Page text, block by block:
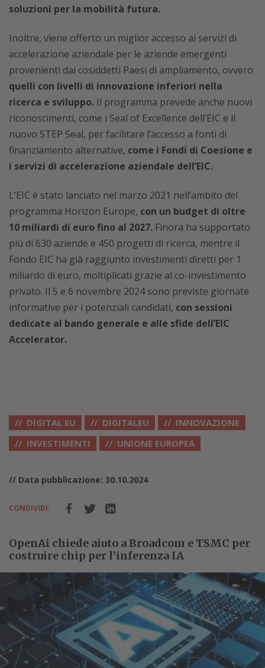
soluzioni per la mobilità futura.
Inoltre, viene offerto un miglior accesso ai servizi di
accelerazione aziendale per le aziende emergenti
provenienti dai cosiddetti Paesi di ampliamento, ovvero
quelli con livelli di innovazione inferiori nella
ricerca e sviluppo. Il programma prevede anche nuovi
riconoscimenti, come i Seal of Excellence dell’EIC e il
nuovo STEP Seal, per facilitare l’accesso a fonti di
finanziamento alternative, come i Fondi di Coesione e
i servizi di accelerazione aziendale dell’EIC.
L’EIC è stato lanciato nel marzo 2021 nell’ambito del
programma Horizon Europe, con un budget di oltre
10 miliardi di euro fino al 2027. Finora ha supportato
più di 630 aziende e 450 progetti di ricerca, mentre il
Fondo EIC ha già raggiunto investimenti diretti per 1
miliardo di euro, moltiplicati grazie al co-investimento
privato. Il 5 e 6 novembre 2024 sono previste giornate
informative per i potenziali candidati, con sessioni
dedicate al bando generale e alle sfide dell’EIC
Accelerator.
DIGITAL EU DIGITALEU
INNOVAZIONE
INVESTIMENTI
UNIONE EUROPEA
// Data pubblicazione: 30.10.2024
CONDIVIDI:
OpenAi chiede aiuto a Broadcom e TSMC per
costruire chip per l’inferenza IA